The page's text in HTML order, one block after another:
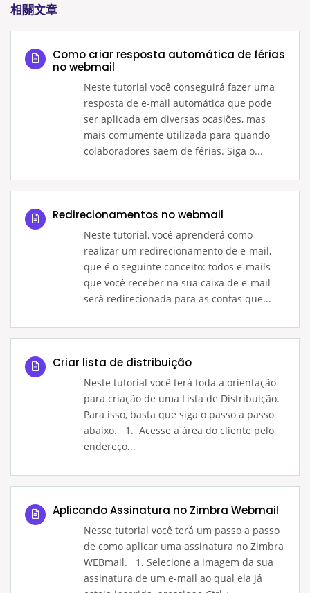
相關文章
Como criar resposta automática de férias
no webmail
Neste tutorial você conseguirá fazer uma
resposta de e-mail automática que pode
ser aplicada em diversas ocasiões, mas
mais comumente utilizada para quando
colaboradores saem de férias. Siga o...
Redirecionamentos no webmail
Neste tutorial, você aprenderá como
realizar um redirecionamento de e-mail,
que é o seguinte conceito: todos e-mails
que você receber na sua caixa de e-mail
será redirecionada para as contas que...
Criar lista de distribuição
Neste tutorial você terá toda a orientação
para criação de uma Lista de Distribuição.
Para isso, basta que siga o passo a passo
abaixo. 1. Acesse a área do cliente pelo
endereço...
Aplicando Assinatura no Zimbra Webmail
Nesse tutorial você terá um passo a passo
de como aplicar uma assinatura no Zimbra
WEBmail. 1. Selecione a imagem da sua
assinatura de um e-mail ao qual ela já